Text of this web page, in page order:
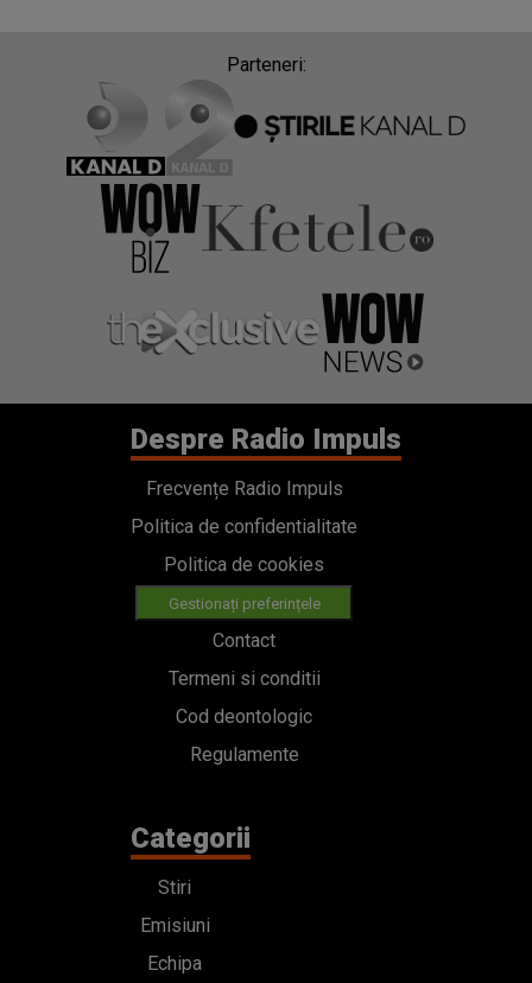
Parteneri:
Despre Radio Impuls
Frecvențe Radio Impuls
Politica de confidentialitate
Politica de cookies
Gestionați preferințele
Contact
Termeni si conditii
Cod deontologic
Regulamente
Categorii
Stiri
Emisiuni
Echipa